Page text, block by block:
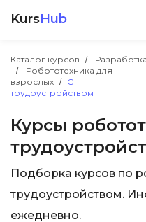
KursHub
Каталог курсов
Разработка
Робототехника для
взрослых
С
трудоустройством
Курсы
Подборка курсов по
трудоустройством.
ежедневно.
Разработка
Маркетинг